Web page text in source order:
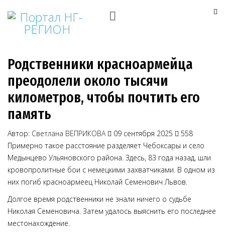
Родственники красноармейца
преодолели около тысячи
километров, чтобы почтить его
память
Автор: Светлана ВЕПРИКОВА 09 сентября 2025
558
Примерно такое расстояние разделяет Чебоксары и село
Медынцево Ульяновского района. Здесь, 83 года назад, шли
кровопролитные бои с немецкими захватчиками. В одном из
них погиб красноармеец Николай Семенович Львов.
Долгое время родственники не знали ничего о судьбе
Николая Семеновича. Затем удалось выяснить его последнее
местонахождение.